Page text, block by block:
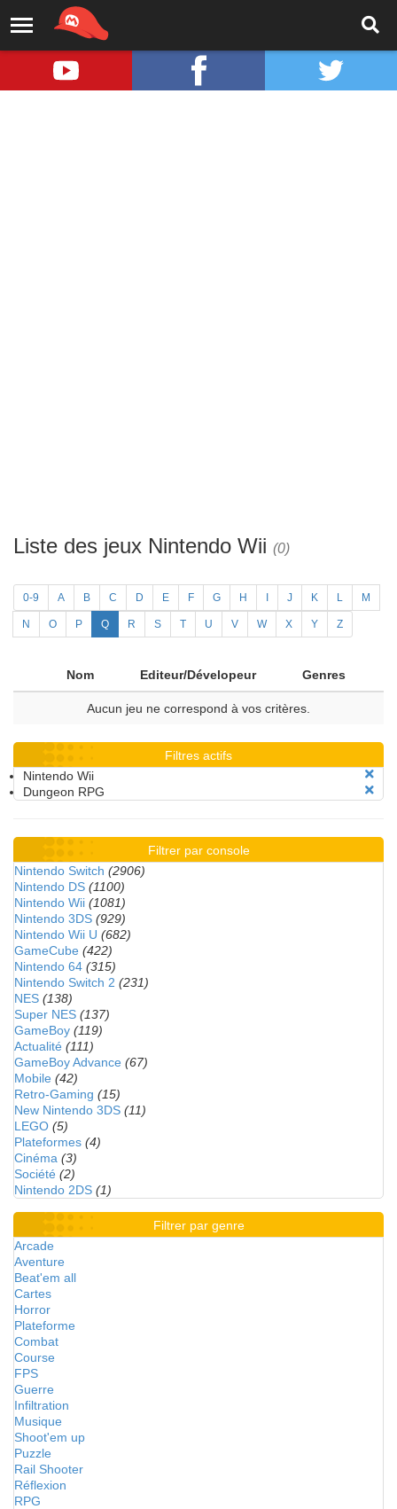
Liste des jeux Nintendo Wii (0)
0-9 A B C D E F G H J K L M
N O P Q R S T U V W X Y Z
Nom Editeur/Dévelopeur Genres
Aucun jeu ne correspond à vos critères.
Filtres actifs
Nintendo Wii
Dungeon RPG
Filtrer par console
Nintendo Switch (2906)
Nintendo DS (1100)
Nintendo Wii (1081)
Nintendo 3DS (929)
Nintendo Wii U (682)
GameCube (422)
Nintendo 64 (315)
Nintendo Switch 2 (231)
NES (138)
Super NES (137)
GameBoy (119)
Actualité (111)
GameBoy Advance (67)
Mobile (42)
Retro-Gaming (15)
New Nintendo 3DS (11)
LEGO (5)
Plateformes (4)
Cinéma (3)
Société (2)
Nintendo 2DS (1)
Filtrer par genre
Arcade
Aventure
Beat'em all
Cartes
Horror
Plateforme
Combat
Course
FPS
Guerre
Infiltration
Musique
Shoot'em up
Puzzle
Rail Shooter
Réflexion
RPG